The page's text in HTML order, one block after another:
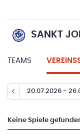
SANKT
TEAMS
20.07.2026 -
Keine Spiele